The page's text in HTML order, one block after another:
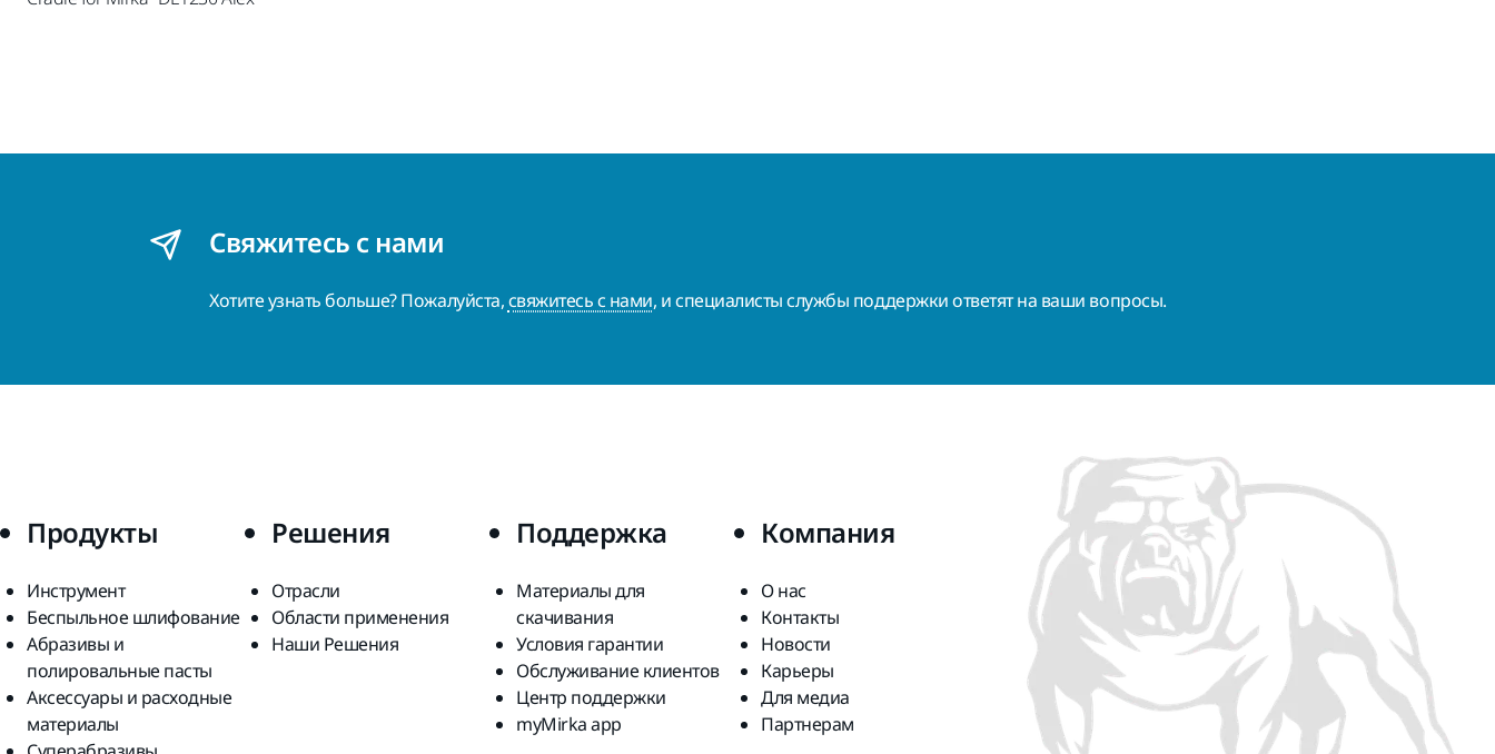
Свяжитесь с нами
Хотите узнать больше? Пожалуйста,свяжитесь с нами, и специалисты службы поддержки ответят на ваши вопросы.
Продукты
Инструмент
Беспыльное шлифование
Абразивы и
полировальные пасты
Аксессуары и расходные
материалы
Решения
Отрасли
Области применения
Наши Решения
Поддержка
Материалы для
скачивания
Условия гарантии
Обслуживание клиентов
Центр поддержки
myMirka app
Компания
О нас
Контакты
Новости
Карьеры
Для медиа
Партнерам